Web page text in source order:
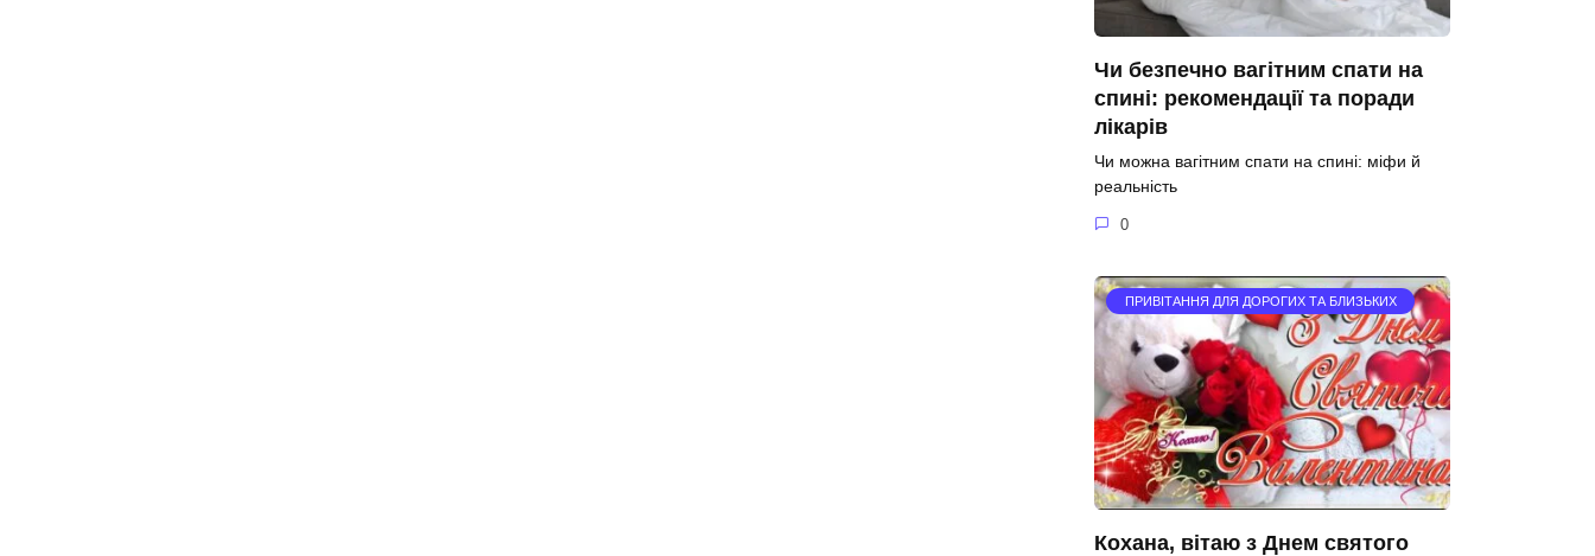
Чи безпечно вагітним спати на
спині: рекомендації та поради
лікарів
Чи можна вагітним спати на спині: міфи й
реальність
0
ПРИВІТАННЯ ДЛЯ ДОРОГИХ ТА БЛИЗЬКИХ
Кохана, вітаю з Днем святого